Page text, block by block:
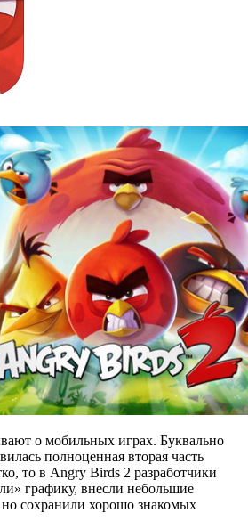
о мобильных играх. Буквально
полноценная вторая часть
то в Angry Birds 2 разработчики
графику, внесли небольшие
сохранили хорошо знакомых